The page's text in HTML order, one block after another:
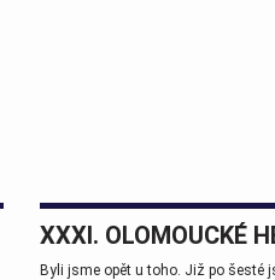
Byli jsme opět u toho. Již po šesté